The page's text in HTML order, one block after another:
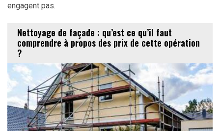
engagent pas.
Nettoyage de façade : qu’est ce qu’il faut
comprendre à propos des prix de cette opération
?